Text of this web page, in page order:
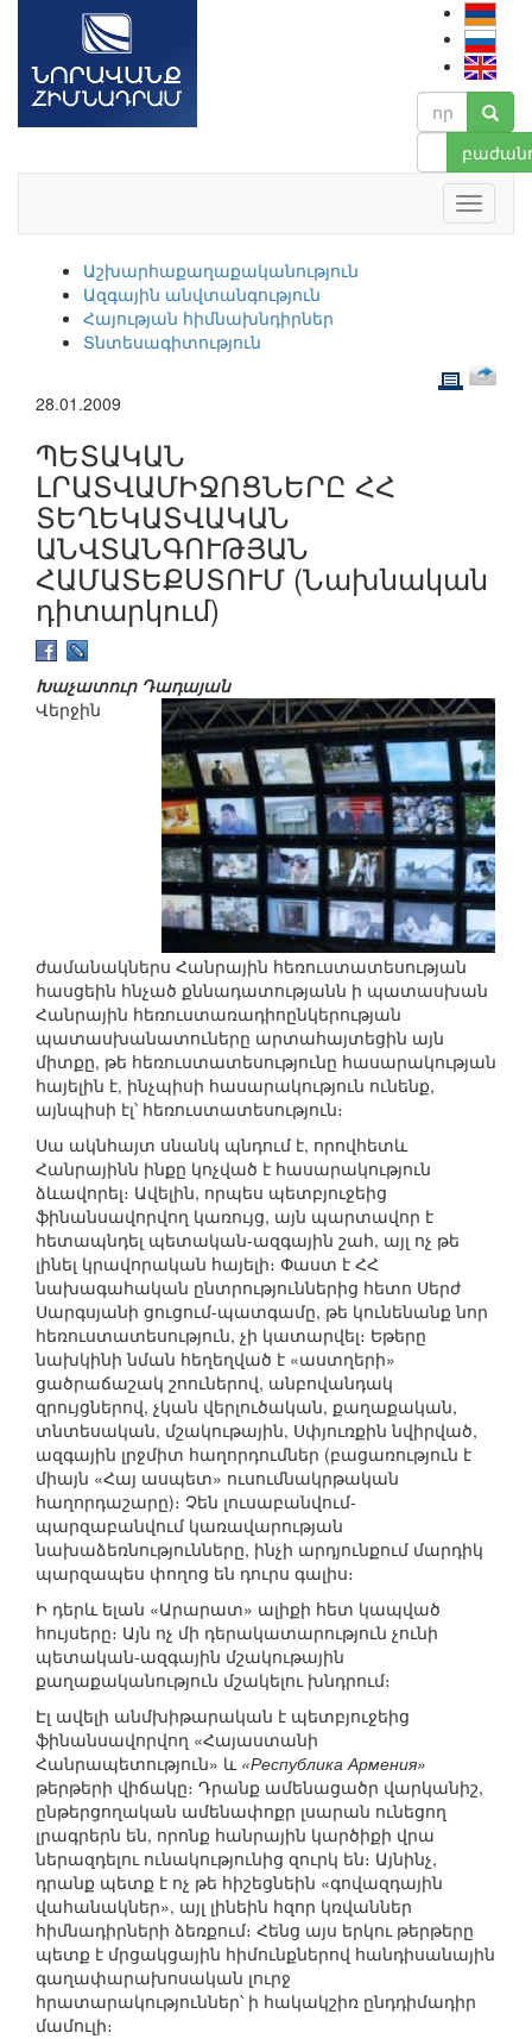
Աշխարհաքաղաքականություն
Ազգային անվտանգություն
Հայության հիմնախնդիրներ
Տնտեսագիտություն
28.01.2009
ՊԵՏԱԿԱՆ
ԼՐԱՏՎԱՄԻՋՈՑՆԵՐԸ ՀՀ
ՏԵՂԵԿԱՏՎԱԿԱՆ
ԱՆՎՏԱՆԳՈՒԹՅԱՆ
ՀԱՄԱՏԵՔՍՏՈՒՄ (Նախնական
դիտարկում)
Խաչատուր Դադայան
Վերջին
ժամանակներս Հանրային հեռուստատեսության
հասցեին հնչած քննադատությանն ի պատասխան
Հանրային հեռուստառադիոընկերության
պատասխանատուները արտահայտեցին այն
միտքը, թե հեռուստատեսությունը հասարակության
հայելին է, ինչպիսի հասարակություն ունենք,
այնպիսի էլ՝ հեռուստատեսություն։
Սա ակնհայտ սնանկ պնդում է, որովհետև
Հանրայինն ինքը կոչված է հասարակություն
ձևավորել։ Ավելին, որպես պետբյուջեից
ֆինանսավորվող կառույց, այն պարտավոր է
հետապնդել պետական-ազգային շահ, այլ ոչ թե
լինել կրավորական հայելի։ Փաստ է ՀՀ
նախագահական ընտրություններից հետո Սերժ
Սարգսյանի ցուցում-պատգամը, թե կունենանք նոր
հեռուստատեսություն, չի կատարվել։ Եթերը
նախկինի նման հեղեղված է «աստղերի»
ցածրաճաշակ շոուներով, անբովանդակ
զրույցներով, չկան վերլուծական, քաղաքական,
տնտեսական, մշակութային, Սփյուռքին նվիրված,
ազգային լրջմիտ հաղորդումներ (բացառություն է
միայն «Հայ ասպետ» ուսումնակրթական
հաղորդաշարը)։ Չեն լուսաբանվում-
պարզաբանվում կառավարության
նախաձեռնությունները, ինչի արդյունքում մարդիկ
պարզապես փողոց են դուրս գալիս։
Ի դերև ելան «Արարատ» ալիքի հետ կապված
հույսերը։ Այն ոչ մի դերակատարություն չունի
պետական-ազգային մշակութային
քաղաքականություն մշակելու խնդրում։
Էլ ավելի անմխիթարական է պետբյուջեից
ֆինանսավորվող «Հայաստանի
Հանրապետություն» և «Республика Армения»
թերթերի վիճակը։ Դրանք ամենացածր վարկանիշ,
ընթերցողական ամենափոքր լսարան ունեցող
լրագրերն են, որոնք հանրային կարծիքի վրա
ներազդելու ունակությունից զուրկ են։ Այնինչ,
դրանք պետք է ոչ թե հիշեցնեին «գովազդային
վահանակներ», այլ լինեին հզոր կռվաններ
հիմնադիրների ձեռքում։ Հենց այս երկու թերթերը
պետք է մրցակցային հիմունքներով հանդիսանային
գաղափարախոսական լուրջ
հրատարակություններ՝ ի հակակշիռ ընդդիմադիր
մամուլի։